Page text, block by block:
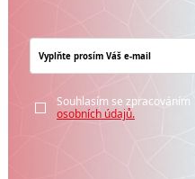
Souhlasím se zpracováním
osobních údajů.